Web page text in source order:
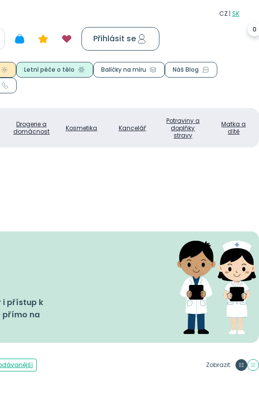
Drogerie a
domácnost
Kosmetika Kancelář
Potraviny a
doplňky
stravy
Matka a
dítě
0
Přihlásit se
Letní péče o tělo Balíčky na míru
Náš Blog
i přístup k
přímo na
Zobrazit: